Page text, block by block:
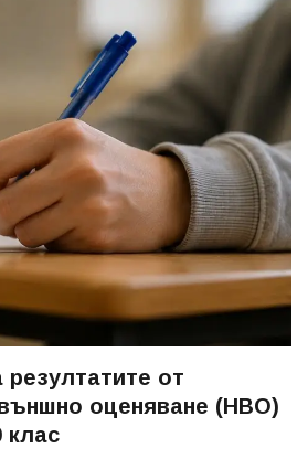
от
оценяване (НВО)
клас